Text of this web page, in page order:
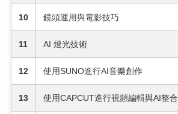
10 鏡頭運用與電影技巧
11 AI 燈光技術
12 使用SUNO進行AI音樂創作
13 使用CAPCUT進行視頻編輯與AI整合